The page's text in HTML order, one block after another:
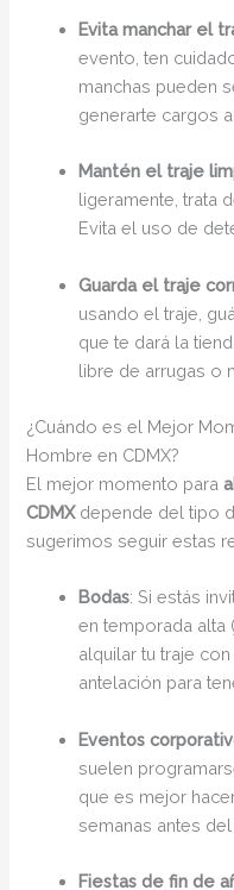
Evita manchar el
evento, ten
manchas pueden
generarte cargos
Mantén el traje
ligeramente, trata
Evita el uso de
Guarda el traje
usando el traje,
que te dará la
libre de arrugas o
¿Cuándo es el Mejor
Hombre en CDMX?
El mejor momento para
CDMXdepende del tipo
sugerimos seguir estas
Bodas: Si estás
en temporada alta
alquilar tu traje
antelación para
Eventos
suelen
que es mejor
semanas antes del
Fiestas de fin de